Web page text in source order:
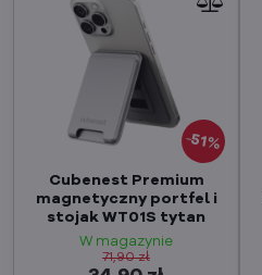
51%
Cubenest Premium
magnetyczny portfel i
stojak WT01S tytan
W magazynie
71,90 zł